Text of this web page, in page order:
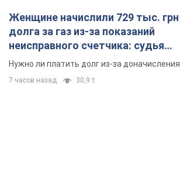
Женщине начислили 729 тыс. грн
долга за газ из-за показаний
неисправного счетчика: судья
вынес неожиданное решение
Нужно ли платить долг из-за доначисления
7 часов назад 30,9 т.